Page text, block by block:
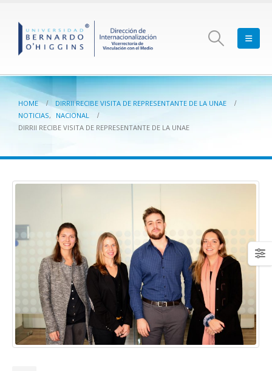
HOME
DIRRII RECIBE VISITA DE REPRESENTANTE DE LA UNAE
NOTICIAS,
NACIONAL
DIRRII RECIBE VISITA DE REPRESENTANTE DE LA UNAE